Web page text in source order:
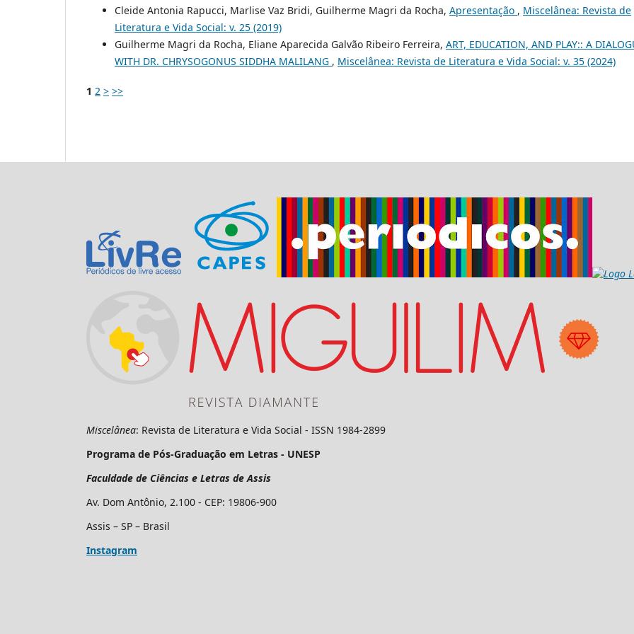
Cleide Antonia Rapucci, Marlise Vaz Bridi, Guilherme Magri da Rocha, Apresentação , Miscelânea: Revista de
Literatura e Vida Social: v. 25 (2019)
Guilherme Magri da Rocha, Eliane Aparecida Galvão Ribeiro Ferreira, ART, EDUCATION, AND PLAY:: A
WITH DR. CHRYSOGONUS SIDDHA MALILANG , Miscelânea: Revista de Literatura e Vida Social: v. 35 (2024)
1 2 > >>
Miscelânea: Revista de Literatura e Vida Social - ISSN 1984-2899
Programa de Pós-Graduação em Letras - UNESP
Faculdade de Ciências e Letras de Assis
Av. Dom Antônio, 2.100 - CEP: 19806-900
Assis – SP – Brasil
Instagram